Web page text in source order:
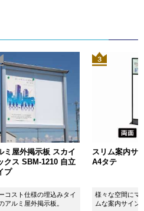
ミ屋外掲示板 スカイ
クス SBM-1210 自立
プ
コスト仕様の埋込みタイ
アルミ屋外掲示板。
スリム案内サ
A4タテ
様々な空間にマ
ムな案内サイン